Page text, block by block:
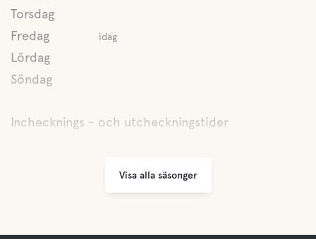
Torsdag
Fredag
idag
Lördag
Söndag
Inchecknings - och utcheckningstider
Visa alla säsonger